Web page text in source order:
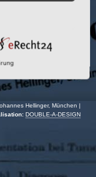
Hellinger, München |
DOUBLE-A-DESIGN